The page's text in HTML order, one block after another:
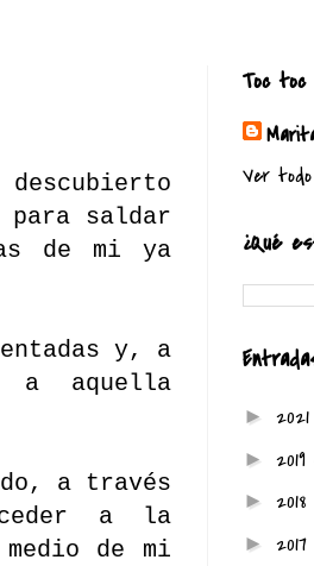
para saldar
de mi ya
y, a
a aquella
a través
a la
de mi
Toc toc
Ver
¿Qué
► 2021
► 2019
► 2018
► 2017